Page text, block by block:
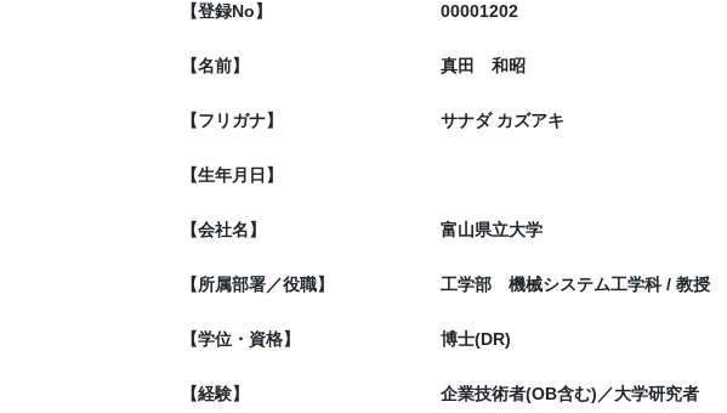
【登録No】 00001202
【名前】 真田 和昭
【フリガナ】 サナダ カズアキ
【生年月日】
【会社名】 富山県立大学
【所属部署／役職】 工学部 機械システム工学科 / 教授
【学位・資格】 博士(DR)
【経験】 企業技術者(OB含む)／大学研究者